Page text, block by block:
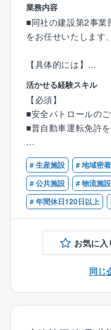
・土地調査
・物件
・機械工作物
・事業損失
・補償関連
から新しく施工管理
た。
【入社後の流れ】
▼STEP 01
まずは、同社でどん
客様がいるかなど規
つけるところから始
す。
▼STEP 02
その後は、解決する
さまざまな人と協力
確立していってくだ
【同社について】
います。解体作業か
で対応するのが特長
ト削減に貢献してい
【備考】
業務内容
■同社の建設第2事業
をお任せいたします、
【具体的には】
・作業所等に対し
リスクアセスメント
・教育を通じた事
業方法に危険がある
な防止措置
・現場の安全パト
類作成、管理 等に
を担っていただきま
【担当物件について
・巨大プラント工
ビルの新築や改修工
な補修までの営繕
おり、工事部隊はク
活かせる経験スキル
【必須】
■安全パトロールの
■普自動車運転免許
【歓迎】
■安全ルールの策定
■現場状況に合わせ
■1級施工管理技士を
# 生産施設 # 地域密着
# 公共施設
# 物流施設
# 年間休日120日以上
お気に入
同じ